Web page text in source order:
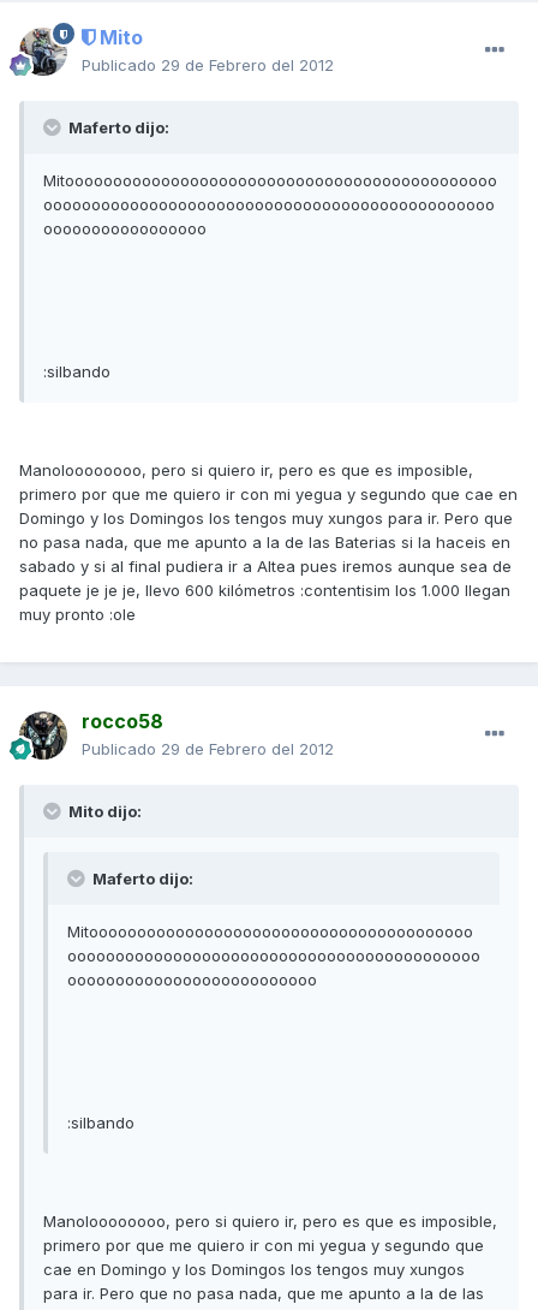
Mito
Publicado 29 de Febrero del 2012
Maferto dijo:
Mitooooooooooooooooooooooooooooooooooooooooooooo
ooooooooooooooooooooooooooooooooooooooooooooooo
ooooooooooooooooo
:silbando
Manoloooooooo, pero si quiero ir, pero es que es imposible,
primero por que me quiero ir con mi yegua y segundo que cae en
Domingo y los Domingos los tengos muy xungos para ir. Pero que
no pasa nada, que me apunto a la de las Baterias si la haceis en
sabado y si al final pudiera ir a Altea pues iremos aunque sea de
paquete je je je, llevo 600 kilómetros :contentisim los 1.000 llegan
muy pronto :ole
rocco58
Publicado 29 de Febrero del 2012
Mito dijo:
Maferto dijo:
Mitoooooooooooooooooooooooooooooooooooooooo
ooooooooooooooooooooooooooooooooooooooooooo
oooooooooooooooooooooooooo
:silbando
Manoloooooooo, pero si quiero ir, pero es que es imposible,
primero por que me quiero ir con mi yegua y segundo que
cae en Domingo y los Domingos los tengos muy xungos
para ir. Pero que no pasa nada, que me apunto a la de las